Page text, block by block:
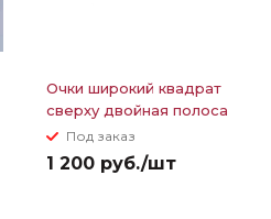
Очки широкий квадрат
сверху двойная полоса
из страз
Под заказ
1 200 руб./шт